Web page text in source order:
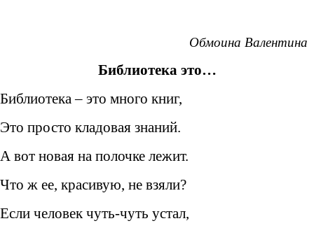
Обмоина Валентина
Библиотека это…
Библиотека – это много книг,
Это просто кладовая знаний.
А вот новая на полочке лежит.
Что ж ее, красивую, не взяли?
Если человек чуть-чуть устал,